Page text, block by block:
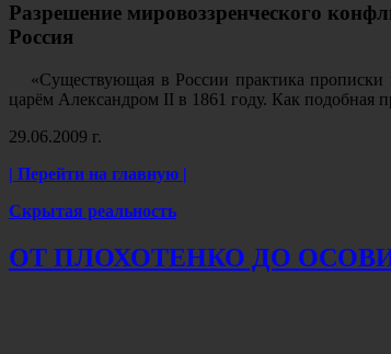
Разрешение мировоззренческого
Россия
«Существующая в России практика прописки
царём Александром II в 1861 году. Как подобная
29.06.2009 г.
| Перейти на главную |
Скрытая реальность
ОТ ПЛОХОТЕНКО ДО